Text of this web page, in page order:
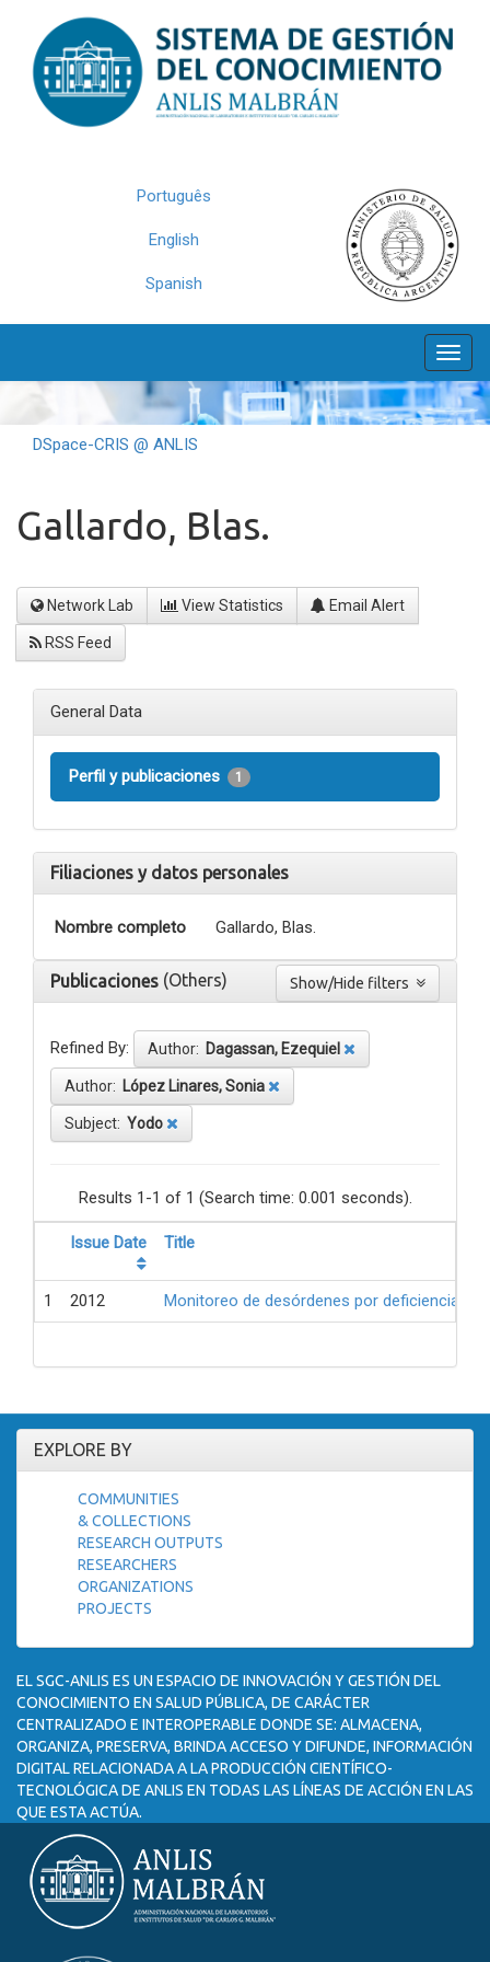
navigation
Português
English
Spanish
DSpace-CRIS @ ANLIS
Gallardo, Blas.
Network Lab View Statistics Email Alert
RSS Feed
General Data
Perfil y publicaciones 1
Filiaciones y datos personales
Nombre completo Gallardo, Blas.
Publicaciones (Others)
Refined By: Author: Dagassan, Ezequiel
Author: López Linares, Sonia
Subject: Yodo
Results 1-1 of 1 (Search time: 0.001 seconds).
Issue Date Title
1 2012 Monitoreo de desórdenes por deficiencia
EXPLORE BY
COMMUNITIES
& COLLECTIONS
RESEARCH OUTPUTS
RESEARCHERS
ORGANIZATIONS
PROJECTS
EL SGC-ANLIS ES UN ESPACIO DE INNOVACIÓN Y GESTIÓN DEL
CONOCIMIENTO EN SALUD PÚBLICA, DE CARÁCTER
CENTRALIZADO E INTEROPERABLE DONDE SE: ALMACENA,
ORGANIZA, PRESERVA, BRINDA ACCESO Y DIFUNDE, INFORMACIÓN
DIGITAL RELACIONADA A LA PRODUCCIÓN CIENTÍFICO-
TECNOLÓGICA DE ANLIS EN TODAS LAS LÍNEAS DE ACCIÓN EN LAS
QUE ESTA ACTÚA.